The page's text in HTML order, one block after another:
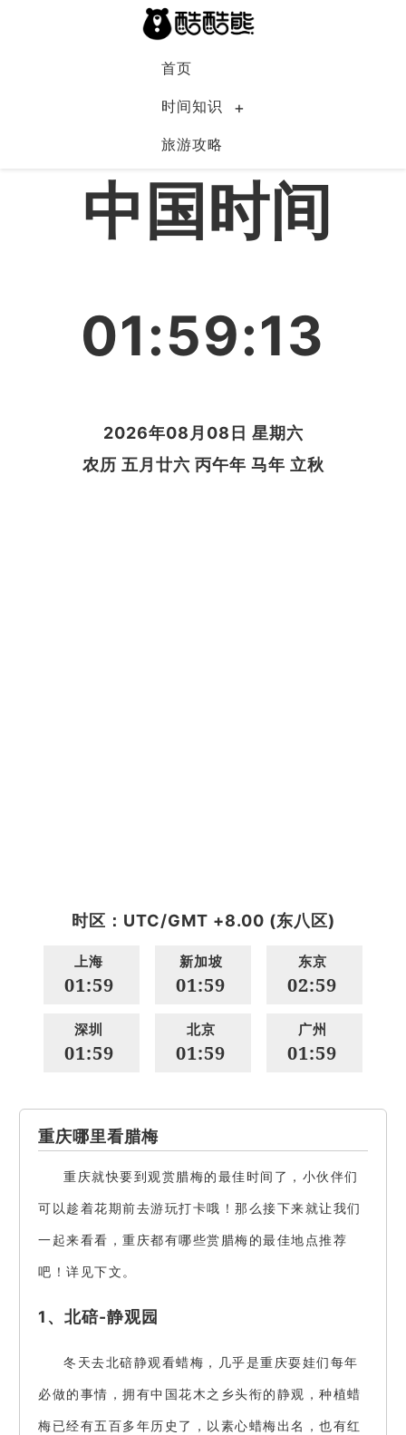
首页
时间知识
旅游攻略
中国
中国时间
01:59:14
2026年08月08日 星期六
农历 五月廿六 丙午年 马年 立秋
时区：UTC/GMT +8.00 (东八区)
上海
01:59
新加坡
01:59
东京
02:59
深圳
01:59
北京
01:59
广州
01:59
重庆哪里看腊梅
重庆就快要到观赏腊梅的最佳时间了，小伙伴们
可以趁着花期前去游玩打卡哦！那么接下来就让我们
一起来看看，重庆都有哪些赏腊梅的最佳地点推荐
吧！详见下文。
1、北碚-静观园
冬天去北碚静观看蜡梅，几乎是重庆耍娃们每年
必做的事情，拥有中国花木之乡头衔的静观，种植蜡
梅已经有五百多年历史了，以素心蜡梅出名，也有红